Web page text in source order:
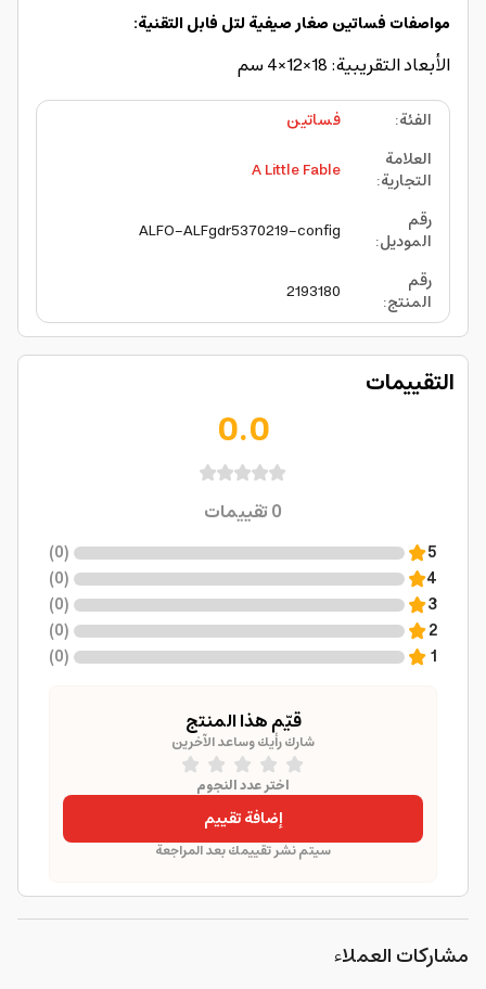
مواصفات فساتين صغار صيفية لتل فابل التقنية:
الأبعاد التقريبية: 18×12×4 سم
الفئة:
فساتين
العلامة
التجارية:
A Little Fable
رقم
الموديل:
ALFO-ALFgdr5370219-config
رقم
المنتج:
2193180
التقييمات
0.0
0تقييمات
5
(
0
)
4
(
0
)
3
(
0
)
2
(
0
)
1
(
0
)
قيّم هذا المنتج
شارك رأيك وساعد الآخرين
اختر عدد النجوم
إضافة تقييم
سيتم نشر تقييمك بعد المراجعة
مشاركات العملاء